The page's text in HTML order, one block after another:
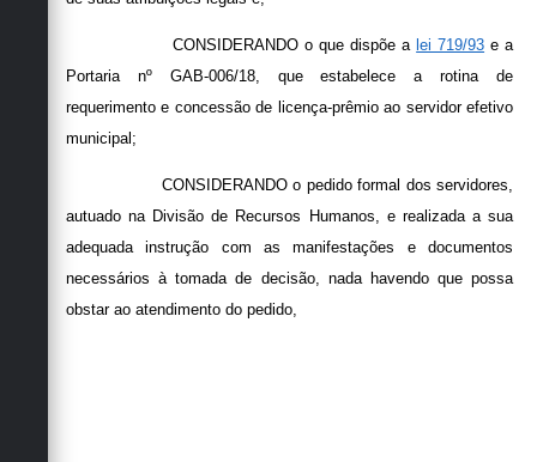
CONSIDERANDO o que dispõe a lei 719/93 e a
Portaria nº GAB-006/18, que estabelece a rotina de
requerimento e concessão de licença-prêmio ao servidor efetivo
municipal;
CONSIDERANDO o pedido formal dos servidores,
autuado na Divisão de Recursos Humanos, e realizada a sua
adequada instrução com as manifestações e documentos
necessários à tomada de decisão, nada havendo que possa
obstar ao atendimento do pedido,